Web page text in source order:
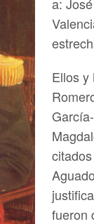
Ellos y
fueron